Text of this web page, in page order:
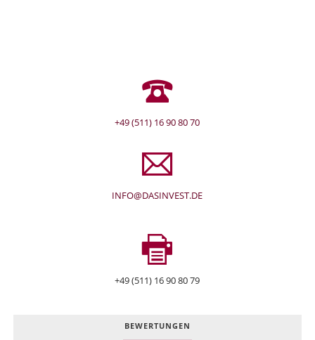
+49 (511) 16 90 80 70
INFO@DASINVEST.DE
+49 (511) 16 90 80 79
BEWERTUNGEN